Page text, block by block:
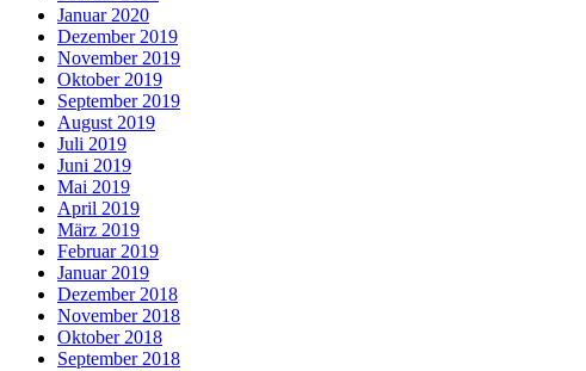
Januar 2020
Dezember 2019
November 2019
Oktober 2019
September 2019
August 2019
Juli 2019
Juni 2019
Mai 2019
April 2019
März 2019
Februar 2019
Januar 2019
Dezember 2018
November 2018
Oktober 2018
September 2018